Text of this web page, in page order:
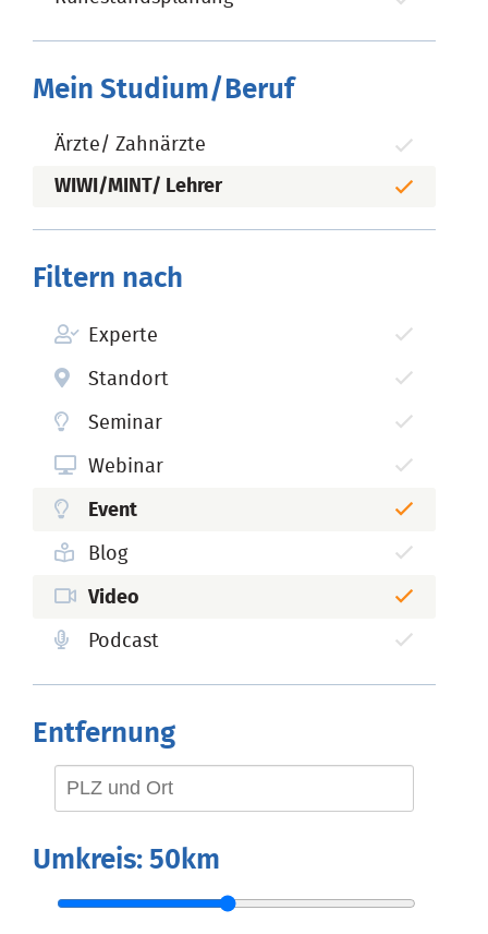
Mein Studium/Beruf
Ärzte/ Zahnärzte
WIWI/MINT/ Lehrer
Filtern nach
Experte
Standort
Seminar
Webinar
Event
Blog
Video
Podcast
Entfernung
Umkreis: 50km